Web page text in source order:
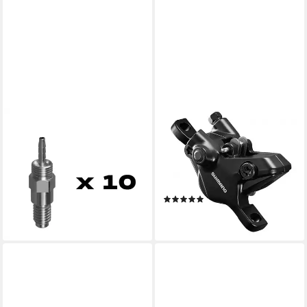
Scheibenbremse MAGURA
ETT gerader Stutzen M6 -
präziser Anschluss für
hydraulische Br
37,31 €
lieferbar - in 6-8 Werktagen bei dir
SHIMANO
Scheibenbremse SHIMANO
Bremssattel BR-MT410 2-
Kolben Postmount
Bremssattel für hydrau
(1)
lieferbar - in 6-8 Werktagen bei dir